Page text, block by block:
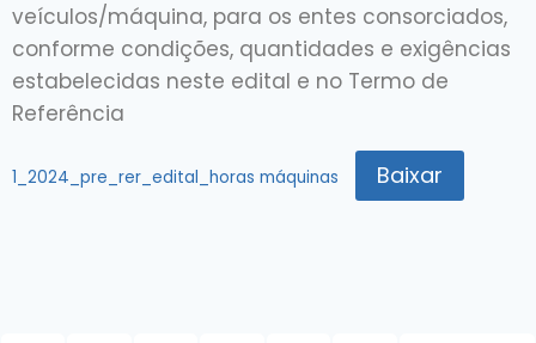
veículos/máquina, para os entes consorciados,
conforme condições, quantidades e exigências
estabelecidas neste edital e no Termo de
Referência
1_2024_pre_rer_edital_horas máquinas Baixar